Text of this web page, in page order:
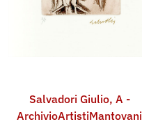
Salvadori Giulio, A -
ArchivioArtistiMantovani